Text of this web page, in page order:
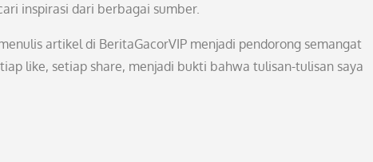
inspirasi dari berbagai sumber.
artikel di BeritaGacorVIP menjadi pendorong semangat
like, setiap share, menjadi bukti bahwa tulisan-tulisan saya